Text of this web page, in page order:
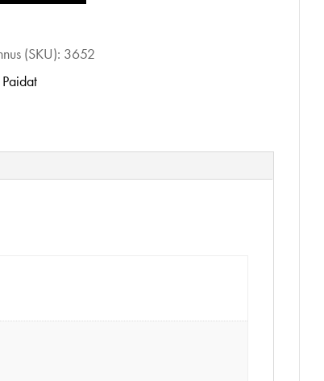
(SKU): 3652
Paidat